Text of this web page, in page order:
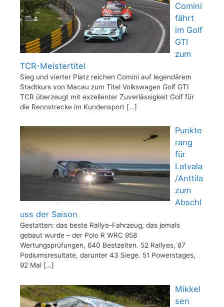
Comini
fährt
im Golf
GTI
zum
TCR-Meistertitel
Sieg und vierter Platz reichen Comini auf legendärem
Stadtkurs von Macau zum Titel Volkswagen Golf GTI
TCR überzeugt mit exzellenter Zuverlässigkeit Golf für
die Rennstrecke im Kundensport […]
Punkte
rang
für
Latvala
/Anttila
zum
Abschl
uss der Saison
Gestatten: das beste Rallye-Fahrzeug, das jemals
gebaut wurde – der Polo R WRC 958
Wertungsprüfungen, 640 Bestzeiten. 52 Rallyes, 87
Podiumsresultate, darunter 43 Siege. 51 Powerstages,
92 Mal […]
Mikkel
sen